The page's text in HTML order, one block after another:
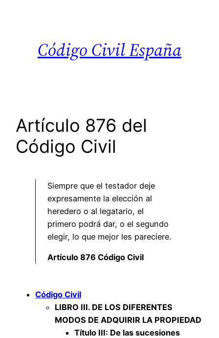
Código Civil España
Artículo 876 del
Código Civil
Siempre que el testador deje
expresamente la elección al
heredero o al legatario, el
primero podrá dar, o el segundo
elegir, lo que mejor les pareciere.
Artículo 876 Código Civil
Código Civil
LIBRO III. DE LOS DIFERENTES
MODOS DE ADQUIRIR LA PROPIEDAD
Título III: De las sucesiones